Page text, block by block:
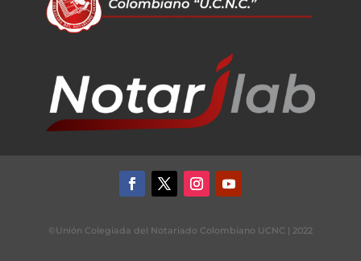
©Unión Colegiada del Notariado Colombiano UCNC | 2022